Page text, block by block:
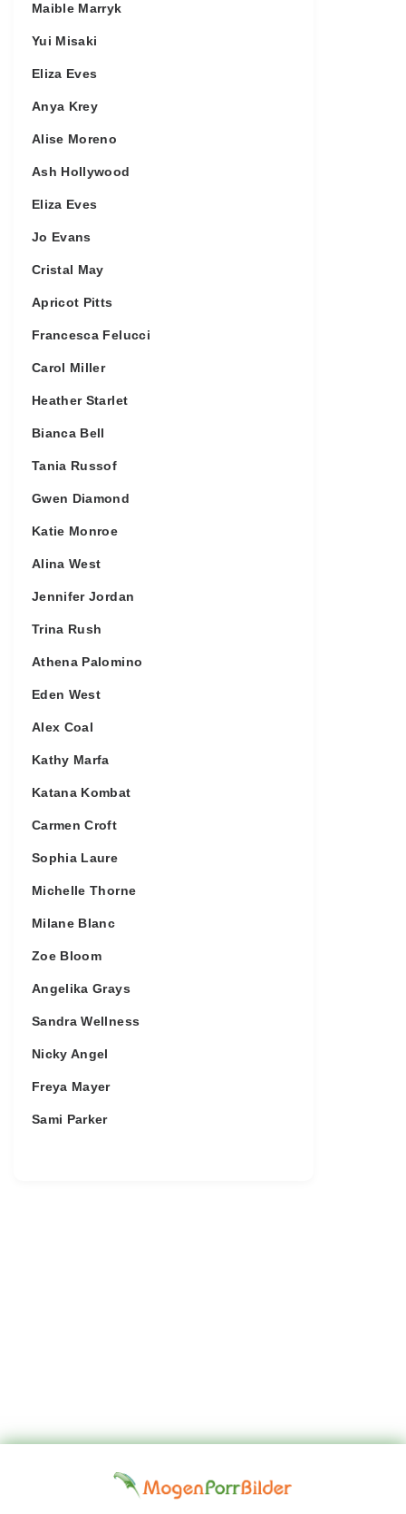
Maible Marryk
Yui Misaki
Eliza Eves
Anya Krey
Alise Moreno
Ash Hollywood
Eliza Eves
Jo Evans
Cristal May
Apricot Pitts
Francesca Felucci
Carol Miller
Heather Starlet
Bianca Bell
Tania Russof
Gwen Diamond
Katie Monroe
Alina West
Jennifer Jordan
Trina Rush
Athena Palomino
Eden West
Alex Coal
Kathy Marfa
Katana Kombat
Carmen Croft
Sophia Laure
Michelle Thorne
Milane Blanc
Zoe Bloom
Angelika Grays
Sandra Wellness
Nicky Angel
Freya Mayer
Sami Parker